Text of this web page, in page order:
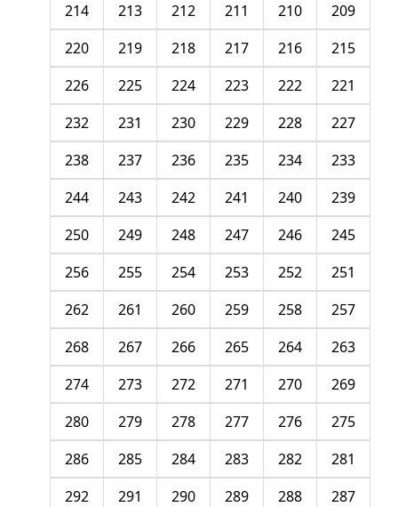
209
210
211
212
213
214
215
216
217
218
219
220
221
222
223
224
225
226
227
228
229
230
231
232
233
234
235
236
237
238
239
240
241
242
243
244
245
246
247
248
249
250
251
252
253
254
255
256
257
258
259
260
261
262
263
264
265
266
267
268
269
270
271
272
273
274
275
276
277
278
279
280
281
282
283
284
285
286
287
288
289
290
291
292